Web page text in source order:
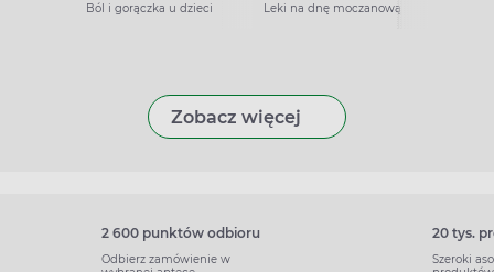
Ból i gorączka u dzieci
Leki na dnę moczanową
Zobacz więcej
2 600 punktów odbioru
Odbierz zamówienie w
20 tys.
Szeroki